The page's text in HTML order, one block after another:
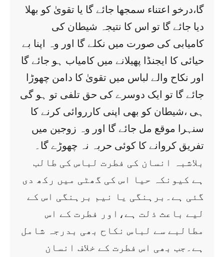
گا،درخو اعتناء سمجھا جائے گا یا تقویٰ کو بھلا
دیا جائے گا تو اس کا نتیجہ شیطان کی
کامیابی کی صورت میں نکلے گا اور وہ اپنا بے
حیائی کا ایجنڈا پھیلانے میں کامیاب ہو جائے گا
اور نکاح والے لباس میں تقویٰ کا دامن چھوڑا
جائے گا تو ایک دوسرے کی حق تلفی تو ہو گی
ہی ،شیطان کو بھی اپنی کارروائی کرنے کا
سنہرا موقع مل جائے گا اور وہ زوجین میں
تفریق کروانے کا کوئی حربہ نہ چھوڑے گا۔
بلاشبہ انسان کی فطرت لباس کی طالب
ہے کیونکہ حیا اس کی گھٹی میں رکھ دی
گئی ہے۔برہنگی یا نیم برہنگی اس کے
لیے باعث ذلت ہے،اور فطرت کے اس
مطالبے سے لباس نکاح بھی بدرجہ شامل
ہے۔جب بھی اس فطرت کے خلاف انسان